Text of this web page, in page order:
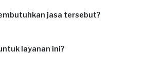
jasa tersebut?
layanan ini?